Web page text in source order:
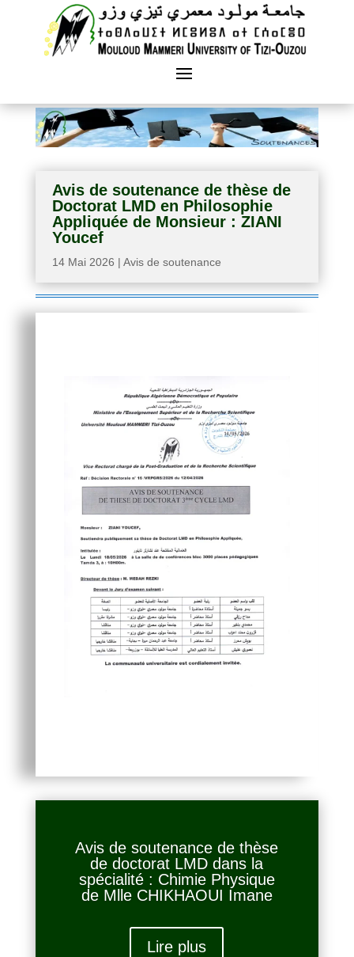
Avis de soutenance de thèse de
Doctorat LMD en Philosophie
Appliquée de Monsieur : ZIANI
Youcef
14 Mai 2026 | Avis de soutenance
Avis de soutenance de thèse
de doctorat LMD dans la
spécialité : Chimie Physique
de Mlle CHIKHAOUI Imane
Lire plus